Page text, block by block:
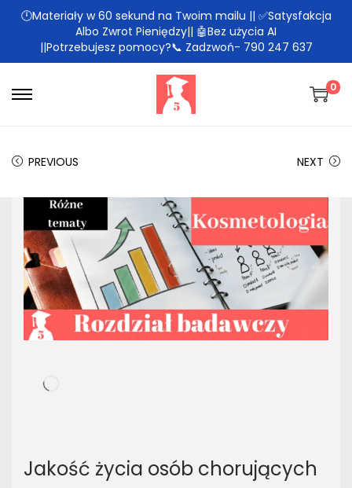
🕛Materiały w 60 sekund na Twoim mailu || ✅Satysfakcja
Albo Zwrot Pieniędzy|| 🤖Bez użycia AI
||Potrzebujesz pomocy?📞 Zadzwoń- 790 247 637
0
PREVIOUS NEXT
Jakość życia osób chorujących